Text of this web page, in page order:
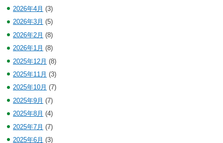
2026年4月 (3)
2026年3月 (5)
2026年2月 (8)
2026年1月 (8)
2025年12月 (8)
2025年11月 (3)
2025年10月 (7)
2025年9月 (7)
2025年8月 (4)
2025年7月 (7)
2025年6月 (3)